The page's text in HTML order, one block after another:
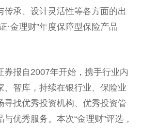
传承、设计灵活性等各方面的出
·金理财”年度保障型保险产品
券报自2007年开始，携手行业内
、智库，持续在银行业、保险业
寻找优秀投资机构、优秀投资管
优秀服务。本次“金理财”评选，